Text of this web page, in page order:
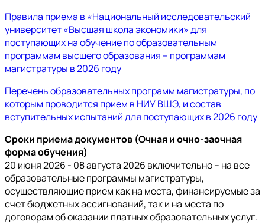
Правила приема в «Национальный исследовательский
университет «Высшая школа экономики» для
поступающих на обучение по образовательным
программам высшего образования – программам
магистратуры в 2026 году
Перечень образовательных программ магистратуры, по
которым проводится прием в НИУ ВШЭ, и состав
вступительных испытаний для поступающих в 2026 году
Сроки приема документов (Очная и очно-заочная
форма обучения)
20 июня 2026 - 08 августа 2026 включительно – на все
образовательные программы магистратуры,
осуществляющие прием как на места, финансируемые за
счет бюджетных ассигнований, так и на места по
договорам об оказании платных образовательных услуг.